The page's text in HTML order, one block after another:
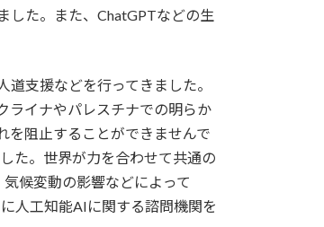
した。また、ChatGPTなどの生
支援などを行ってきました。
ライナやパレスチナでの明らか
を阻止することができませんで
た。世界が力を合わせて共通の
候変動の影響などによって
人工知能AIに関する諮問機関を